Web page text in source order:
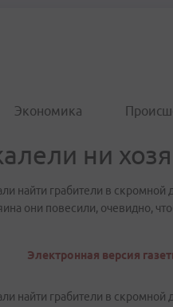
Экономика
ни
найти грабители в скромной
они повесили, очевидно,
Электронная версия
найти грабители в скромной